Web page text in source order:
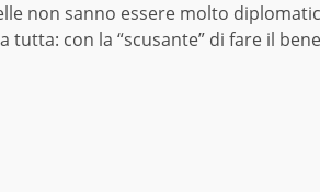
non sanno essere molto
tutta: con la “scusante” di fare il